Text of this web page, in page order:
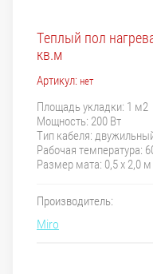
Теплый пол
кв.м
Артикул: нет
Площадь укладки: 1 м2
Мощность: 200 Вт
Тип кабеля:
Рабочая температура:
Размер мата: 0,5 х 2,0 м
Производитель:
Miro